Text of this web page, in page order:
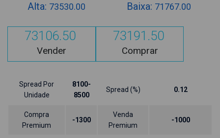
Alta: 73530.00 Baixa: 71767.00
73106.50
Vender
73191.50
Comprar
Spread Por
Unidade
8100-
8500
Spread (%) 0.12
Compra
Premium
-1300
Venda
Premium
-1000